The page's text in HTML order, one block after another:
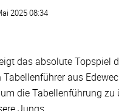
2025 08:34
das absolute Topspiel
aus
die Tabellenführung